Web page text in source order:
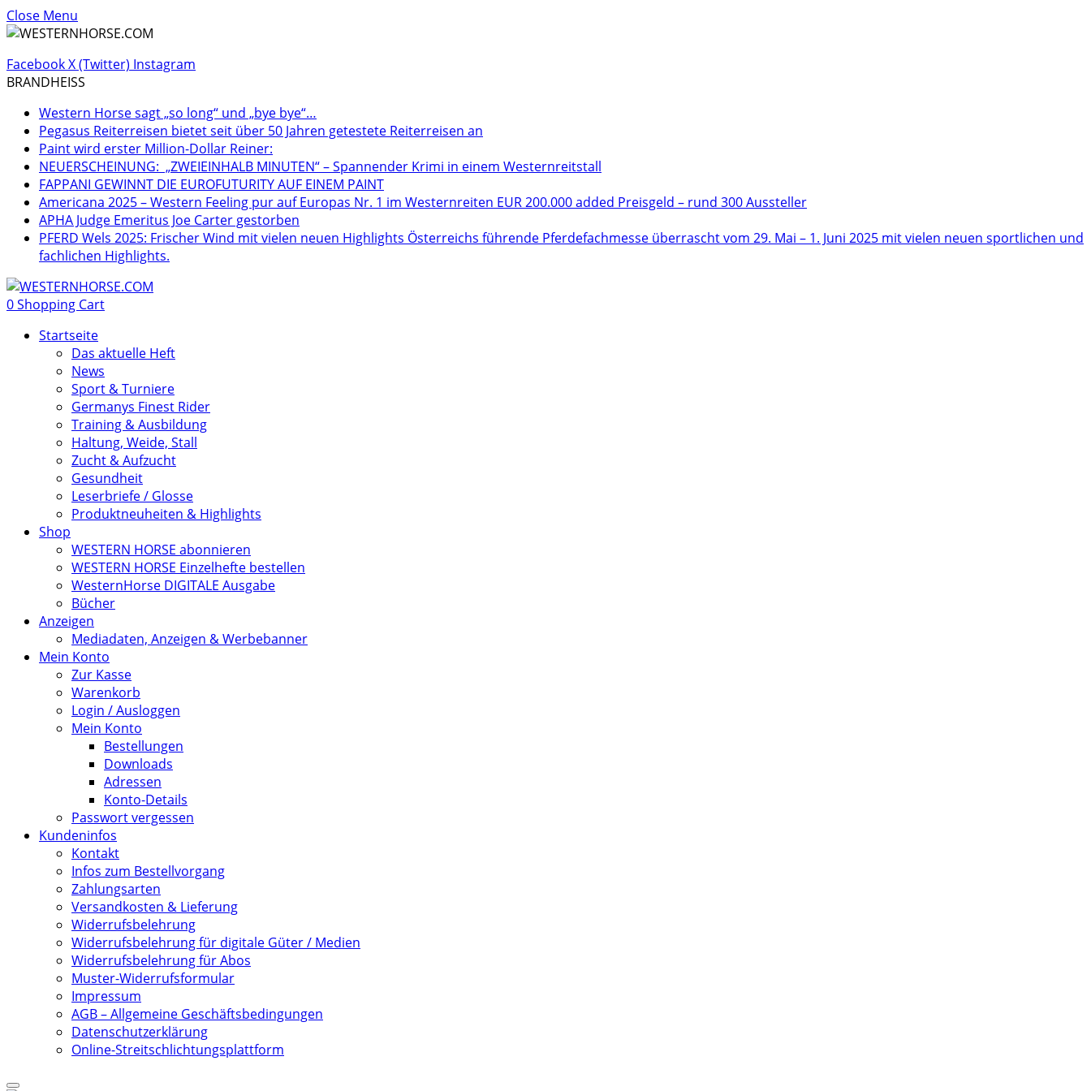
Close Menu
FacebookX (Twitter) Instagram
BRANDHEISS
Western Horse sagt „so long“ und „bye bye“…
Pegasus Reiterreisen bietet seit über 50 Jahren getestete Reiterreisen an
Paint wird erster Million-Dollar Reiner:
NEUERSCHEINUNG: „ZWEIEINHALB MINUTEN“ – Spannender Krimi in einem Westernreitstall
FAPPANI GEWINNT DIE EUROFUTURITY AUF EINEM PAINT
Americana 2025 – Western Feeling pur auf Europas Nr. 1 im Westernreiten EUR 200.000 added Preisgeld – rund 300 Aussteller
APHA Judge Emeritus Joe Carter gestorben
PFERD Wels 2025: Frischer Wind mit vielen neuen Highlights Österreichs führende Pferdefachmesse überrascht vom 29. Mai – 1. Juni 2025 mit vielen neuen sportlichen und
fachlichen Highlights.
0Shopping Cart
Startseite
Das aktuelle Heft
News
Sport & Turniere
Germanys Finest Rider
Training & Ausbildung
Haltung, Weide, Stall
Zucht & Aufzucht
Gesundheit
Leserbriefe / Glosse
Produktneuheiten & Highlights
Shop
WESTERN HORSE abonnieren
WESTERN HORSE Einzelhefte bestellen
WesternHorse DIGITALE Ausgabe
Bücher
Anzeigen
Mediadaten, Anzeigen & Werbebanner
Mein Konto
Zur Kasse
Warenkorb
Login / Ausloggen
Mein Konto
Bestellungen
Downloads
Adressen
Konto-Details
Passwort vergessen
Kundeninfos
Kontakt
Infos zum Bestellvorgang
Zahlungsarten
Versandkosten & Lieferung
Widerrufsbelehrung
Widerrufsbelehrung für digitale Güter / Medien
Widerrufsbelehrung für Abos
Muster-Widerrufsformular
Impressum
AGB – Allgemeine Geschäftsbedingungen
Datenschutzerklärung
Online-Streitschlichtungsplattform